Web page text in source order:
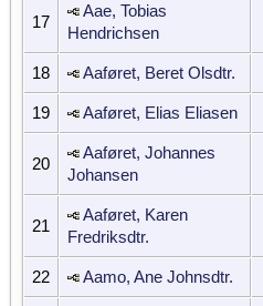
17
Aae, Tobias
Hendrichsen
18 Aaføret, Beret Olsdtr.
19 Aaføret, Elias Eliasen
20
Aaføret, Johannes
Johansen
21
Aaføret, Karen
Fredriksdtr.
22 Aamo, Ane Johnsdtr.